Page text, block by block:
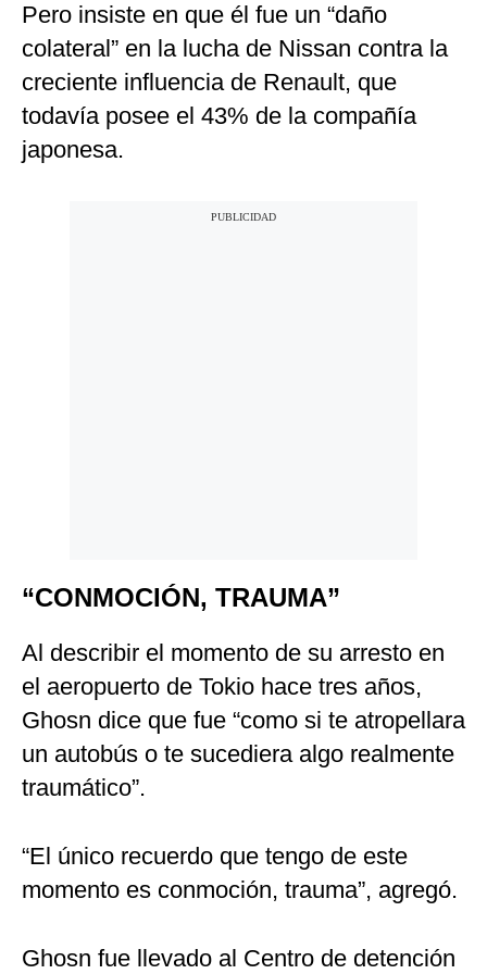
Pero insiste en que él fue un “daño
colateral” en la lucha de Nissan contra la
creciente influencia de Renault, que
todavía posee el 43% de la compañía
japonesa.
“CONMOCIÓN, TRAUMA”
Al describir el momento de su arresto en
el aeropuerto de Tokio hace tres años,
Ghosn dice que fue “como si te atropellara
un autobús o te sucediera algo realmente
traumático”.
“El único recuerdo que tengo de este
momento es conmoción, trauma”, agregó.
Ghosn fue llevado al Centro de detención